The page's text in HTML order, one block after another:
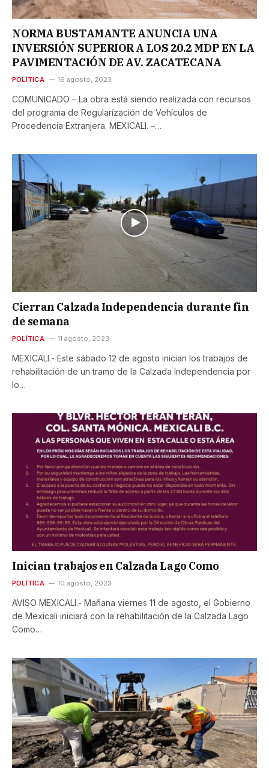
NORMA BUSTAMANTE ANUNCIA UNA
INVERSIÓN SUPERIOR A LOS 20.2 MDP EN LA
PAVIMENTACIÓN DE AV. ZACATECANA
POLÍTICA 16 agosto, 2023
COMUNICADO – La obra está siendo realizada con recursos
del programa de Regularización de Vehículos de
Procedencia Extranjera. MEXICALI. –…
Cierran Calzada Independencia durante fin
de semana
POLÍTICA 11 agosto, 2023
MEXICALI.- Este sábado 12 de agosto inician los trabajos de
rehabilitación de un tramo de la Calzada Independencia por
lo…
Inician trabajos en Calzada Lago Como
POLÍTICA 10 agosto, 2023
AVISO MEXICALI.- Mañana viernes 11 de agosto, el Gobierno
de Mexicali iniciará con la rehabilitación de la Calzada Lago
Como…